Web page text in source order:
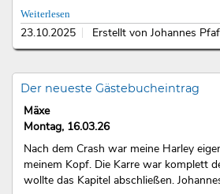
Weiterlesen
23.10.2025 Erstellt von Johannes
Der neueste Gästebucheintrag
Mäxe
Montag, 16.03.26
Nach dem Crash war meine Harley
meinem Kopf. Die Karre war komplett
wollte das Kapitel abschließen.